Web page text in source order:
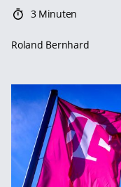
3 Minuten
Roland Bernhard